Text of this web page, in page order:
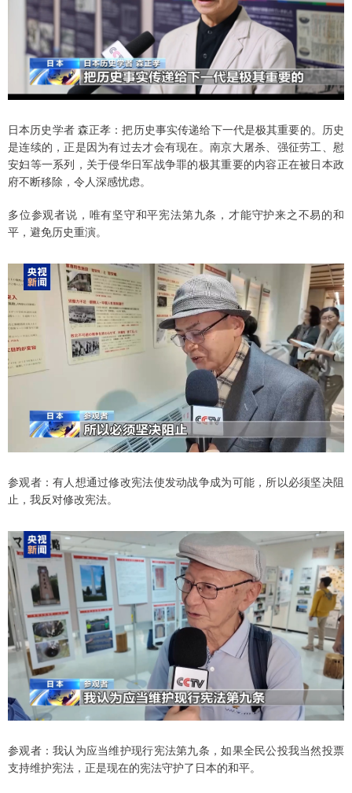
日本历史学者 森正孝：把历史事实传递给下一代是极其重要的。历史
是连续的，正是因为有过去才会有现在。南京大屠杀、强征劳工、慰
安妇等一系列，关于侵华日军战争罪的极其重要的内容正在被日本政
府不断移除，令人深感忧虑。
多位参观者说，唯有坚守和平宪法第九条，才能守护来之不易的和
平，避免历史重演。
参观者：有人想通过修改宪法使发动战争成为可能，所以必须坚决阻
止，我反对修改宪法。
参观者：我认为应当维护现行宪法第九条，如果全民公投我当然投票
支持维护宪法，正是现在的宪法守护了日本的和平。